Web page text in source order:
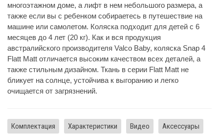
многоэтажном доме, а лифт в нем небольшого размера, а
также если вы с ребенком собираетесь в путешествие на
машине или самолетом. Коляска подходит для детей с 6
месяцев до 4 лет (20 кг). Как и вся продукция
австралийского производителя Valco Baby, коляска Snap 4
Flatt Matt отличается высоким качеством всех деталей, а
также стильным дизайном. Ткань в серии Flatt Matt не
бликует на солнце, устойчива к выгоранию и легко
очищается от загрязнений.
Комплектация Характеристики Видео Аксессуары